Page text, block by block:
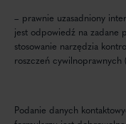
– prawnie uzasadniony
jest odpowiedź na zadane
stosowanie narzędzia
roszczeń
Podanie danych